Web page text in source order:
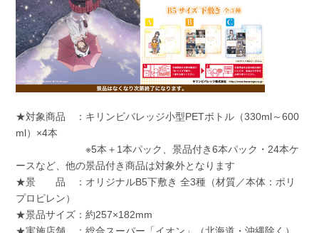
★対象商品 ：キリンビバレッジ小型PETボトル（330ml～600
ml）×4本
※5本＋1本パック、景品付き6本パック・24本ケ
ースなど、他の景品付き商品は対象外となります
★景 品 ：オリジナルB5下敷き 全3種（材質／本体：ポリ
プロピレン）
★景品サイズ：約257×182mm